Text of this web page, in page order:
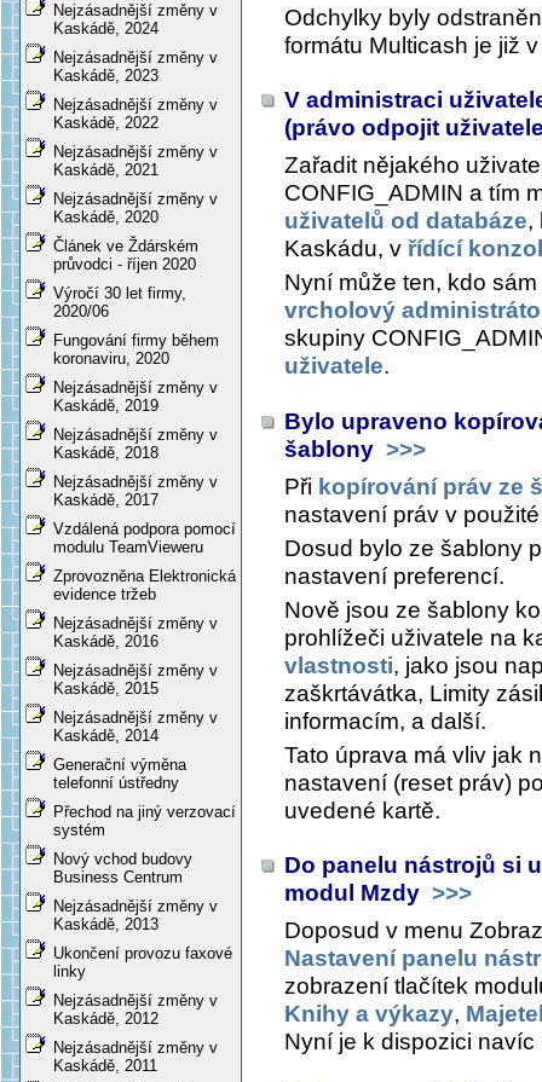
Nejzásadnější změny v
Kaskádě, 2024
Nejzásadnější změny v
Kaskádě, 2023
Nejzásadnější změny v
Kaskádě, 2022
Nejzásadnější změny v
Kaskádě, 2021
Nejzásadnější změny v
Kaskádě, 2020
Článek ve Ždárském
průvodci - říjen 2020
Výročí 30 let firmy,
2020/06
Fungování firmy během
koronaviru, 2020
Nejzásadnější změny v
Kaskádě, 2019
Nejzásadnější změny v
Kaskádě, 2018
Nejzásadnější změny v
Kaskádě, 2017
Vzdálená podpora pomocí
modulu TeamVieweru
Zprovozněna Elektronická
evidence tržeb
Nejzásadnější změny v
Kaskádě, 2016
Nejzásadnější změny v
Kaskádě, 2015
Nejzásadnější změny v
Kaskádě, 2014
Generační výměna
telefonní ústředny
Přechod na jiný verzovací
systém
Nový vchod budovy
Business Centrum
Nejzásadnější změny v
Kaskádě, 2013
Ukončení provozu faxové
linky
Nejzásadnější změny v
Kaskádě, 2012
Nejzásadnější změny v
Kaskádě, 2011
Odchylky byly
formátu Multicash je již
V administraci
(právo odpojit
Zařadit nějakého
CONFIG_ADMIN a tím
uživatelů od databáze,
Kaskádu, v řídící
Nyní může ten, kdo
vrcholový
skupiny
uživatele.
Bylo upraveno
šablony >>>
Při kopírování práv ze
nastavení práv v
Dosud bylo ze šablony
nastavení preferencí.
Nově jsou ze šablony
prohlížeči uživatele na
vlastnosti, jako jsou
zaškrtávátka, Limity
informacím, a další.
Tato úprava má vliv jak
nastavení (reset práv)
uvedené kartě.
Do panelu nástrojů si
modul Mzdy >>>
Doposud v menu
Nastavení panelu
zobrazení tlačítek
Knihy a výkazy,
Nyní je k dispozici